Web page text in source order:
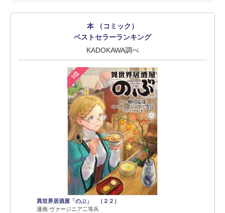
本 （コミック）
ベストセラーランキング
KADOKAWA調べ
1位
異世界居酒屋「のぶ」 （２２）
漫画 ヴァージニア二等兵